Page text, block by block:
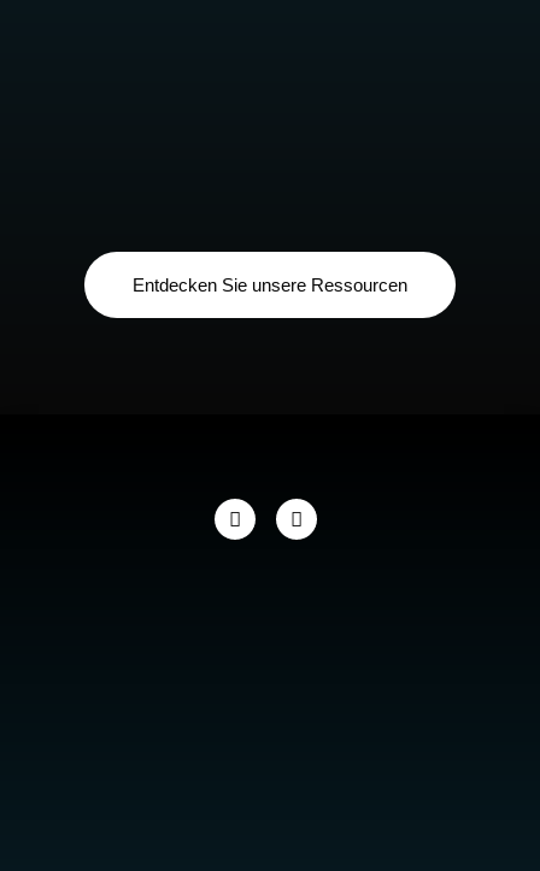
Entdecken Sie unsere Ressourcen